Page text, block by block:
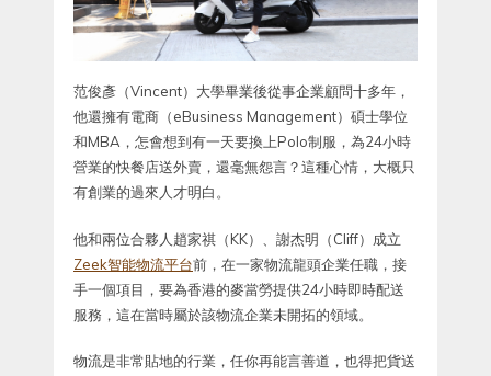
范俊彥（Vincent）大學畢業後從事企業顧問十多年，
他還擁有電商（eBusiness Management）碩士學位
和MBA，怎會想到有一天要換上Polo制服，為24小時
營業的快餐店送外賣，還毫無怨言？這種心情，大概只
有創業的過來人才明白。
他和兩位合夥人趙家祺（KK）、謝杰明（Cliff）成立
Zeek智能物流平台前，在一家物流龍頭企業任職，接
手一個項目，要為香港的麥當勞提供24小時即時配送
服務，這在當時屬於該物流企業未開拓的領域。
物流是非常貼地的行業，任你再能言善道，也得把貨送